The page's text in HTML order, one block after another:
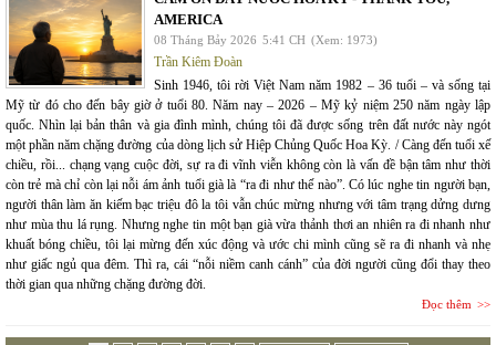
AMERICA
08 Tháng Bảy 2026 5:41 CH (Xem: 1973)
Trần Kiêm Đoàn
Sinh 1946, tôi rời Việt Nam năm 1982 – 36 tuổi – và sống tại
Mỹ từ đó cho đến bây giờ ở tuổi 80. Năm nay – 2026 – Mỹ kỷ niệm 250 năm ngày lập
quốc. Nhìn lại bản thân và gia đình mình, chúng tôi đã được sống trên đất nước này ngót
một phần năm chặng đường của dòng lịch sử Hiệp Chủng Quốc Hoa Kỳ. / Càng đến tuổi xế
chiều, rồi... chạng vạng cuộc đời, sự ra đi vĩnh viễn không còn là vấn đề bận tâm như thời
còn trẻ mà chỉ còn lại nỗi ám ảnh tuổi già là “ra đi như thế nào”. Có lúc nghe tin người bạn,
người thân làm ăn kiếm bạc triệu đô la tôi vẫn chúc mừng nhưng với tâm trạng dửng dưng
như mùa thu lá rụng. Nhưng nghe tin một bạn già vừa thảnh thơi an nhiên ra đi nhanh như
khuất bóng chiều, tôi lại mừng đến xúc động và ước chi mình cũng sẽ ra đi nhanh và nhẹ
như giấc ngủ qua đêm. Thì ra, cái “nỗi niềm canh cánh” của đời người cũng đổi thay theo
thời gian qua những chặng đường đời.
Đọc thêm